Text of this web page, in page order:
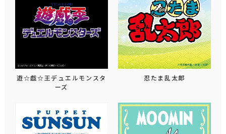
遊☆戯☆王デュエルモンスタ
ーズ
忍たま乱太郎